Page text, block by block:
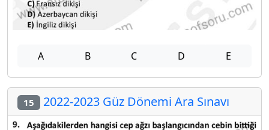
A B C D E
15 2022-2023 Güz Dönemi Ara Sınavı